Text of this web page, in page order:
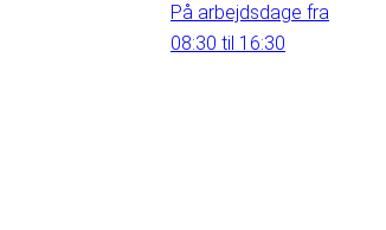
På arbejdsdage fra
08:30 til 16:30